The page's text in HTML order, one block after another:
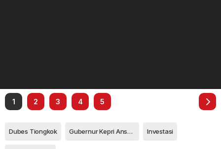
1 2 3 4 5
Dubes Tiongkok Gubernur Kepri Ansar Ahmad Investasi